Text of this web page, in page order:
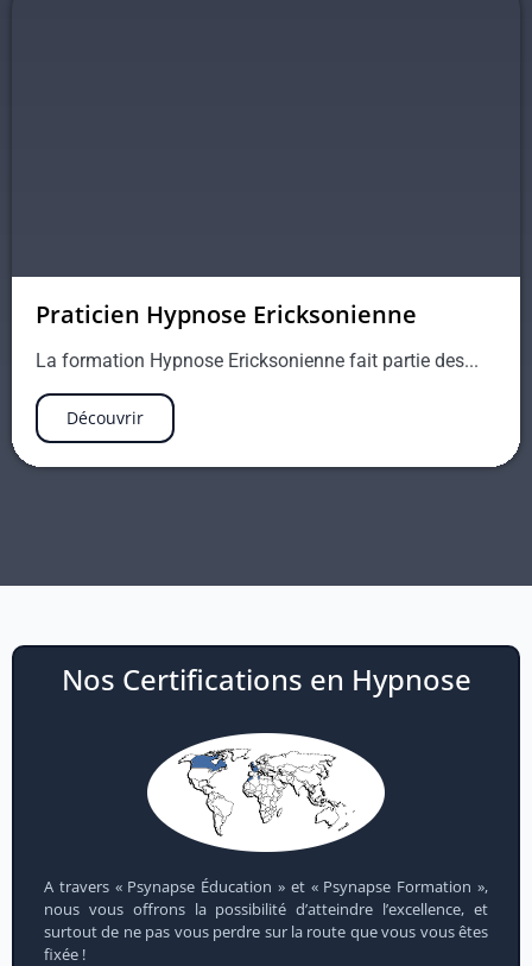
Praticien Hypnose Ericksonienne
La formation Hypnose Ericksonienne fait partie des...
Découvrir
Nos Certifications en Hypnose
A travers « Psynapse Éducation » et « Psynapse Formation »,
nous vous offrons la possibilité d’atteindre l’excellence, et
surtout de ne pas vous perdre sur la route que vous vous êtes
fixée !